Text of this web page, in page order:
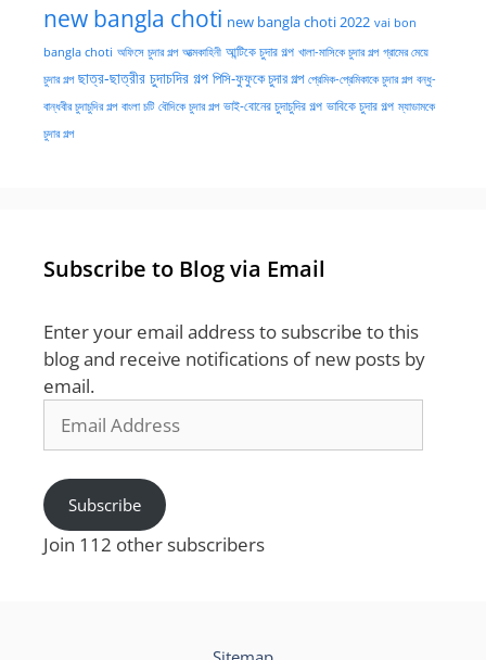
new bangla choti new bangla choti 2022 vai bon
bangla choti অফিসে চুদার গল্প আত্মকাহিনী আন্টিকে চুদার গল্প খালা-মাসিকে চুদার গল্প গ্রামের মেয়ে
চুদার গল্প ছাত্র-ছাত্রীর চুদাচদির গল্প পিসি-ফুফুকে চুদার গল্প প্রেমিক-প্রেমিকাকে চুদার গল্প বন্ধু-
বান্ধবীর চুদাচুদির গল্প বাংলা চটি বৌদিকে চুদার গল্প ভাই-বোনের চুদাচুদির গল্প ভাবিকে চুদার গল্প ম্যাডামকে
চুদার গল্প
Subscribe to Blog via Email
Enter your email address to subscribe to this
blog and receive notifications of new posts by
email.
Address
Subscribe
Join 112 other subscribers